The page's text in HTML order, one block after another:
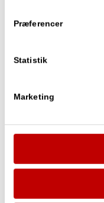
Præferencer
Statistik
Marketing
Prøveteori